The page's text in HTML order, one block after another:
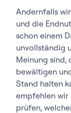
Andernfalls
und die
schon einem
unvollständig
Meinung sind,
bewältigen
Stand halten
empfehlen wir
prüfen,